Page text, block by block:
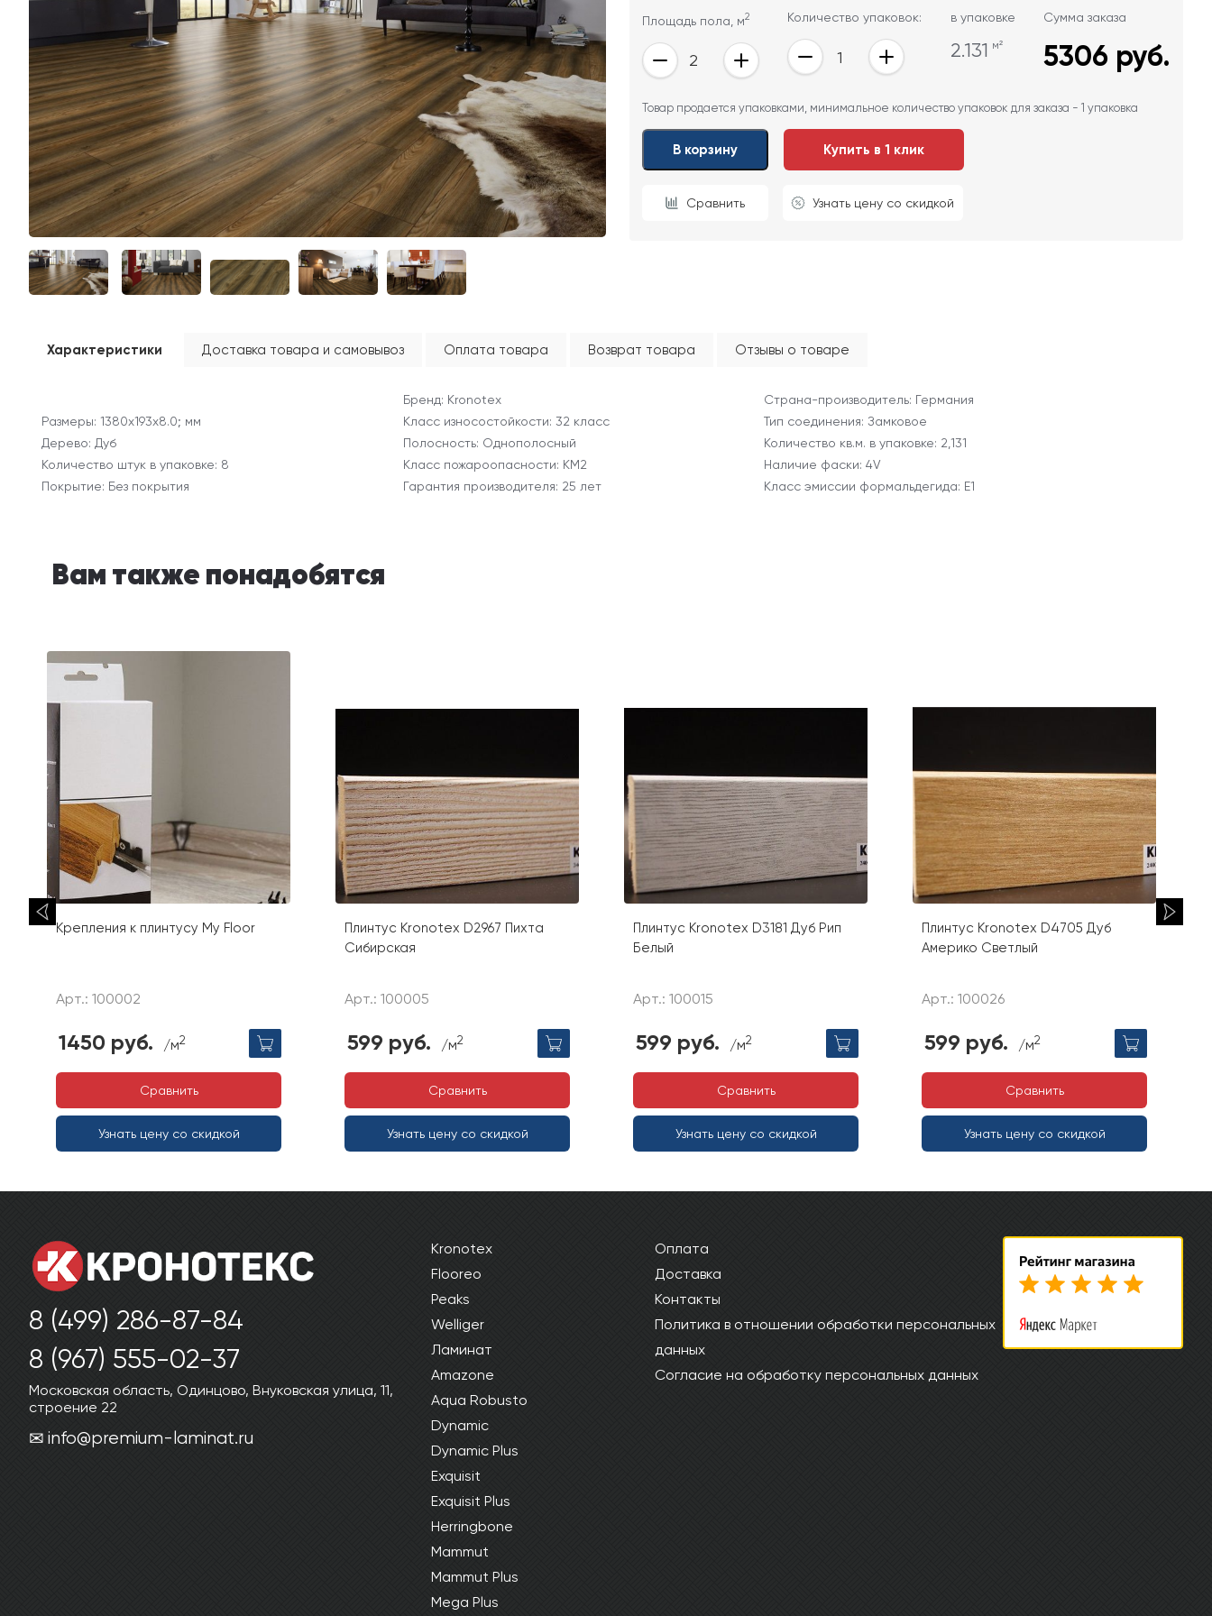
ОТПРАВИТЬ
Ваши данные не будут переданы третьим лицам
Площадь пола, м2 Количество упаковок: в упаковке
2.131 м²
Сумма заказа
5306 руб.
Товар продается упаковками, минимальное количество упаковок для заказа - 1 упаковка
В корзину Купить в 1 клик
Сравнить Узнать цену со скидкой
Характеристики Доставка товара и самовывоз Оплата товара Возврат товара Отзывы о товаре
Бренд: Kronotex
Страна-производитель: Германия
Размеры: 1380х193х8.0; мм
Класс износостойкости: 32 класс
Тип соединения: Замковое
Дерево: Дуб
Полосность: Однополосный
Количество кв.м. в упаковке: 2,131
Количество штук в упаковке: 8
Класс пожароопасности: КМ2
Наличие фаски: 4V
Покрытие: Без покрытия
Гарантия производителя: 25 лет Класс эмиссии формальдегида: E1
Вам также понадобятся
Крепления к плинтусу My Floor
Арт.: 100002
1450 руб. /м2
Сравнить
Узнать цену со скидкой
Плинтус Kronotex D2967 Пихта
Сибирская
Арт.: 100005
599 руб. /м2
Сравнить
Узнать цену со скидкой
Плинтус Kronotex D3181 Дуб Рип
Белый
Арт.: 100015
599 руб. /м2
Сравнить
Узнать цену со скидкой
Плинтус Kronotex D4705 Дуб
Америко Светлый
Арт.: 100026
599 руб. /м2
Сравнить
Узнать цену со скидкой
8 (499) 286-87-84
8 (967) 555-02-37
Московская область, Одинцово, Внуковская улица, 11,
строение 22
info@premium-laminat.ru
Kronotex
Flooreo
Peaks
Welliger
Ламинат
Amazone
Aqua Robusto
Dynamic
Dynamic Plus
Exquisit
Exquisit Plus
Herringbone
Mammut
Mammut Plus
Mega Plus
Оплата
Доставка
Контакты
Политика в отношении обработки персональных
данных
Согласие на обработку персональных данных